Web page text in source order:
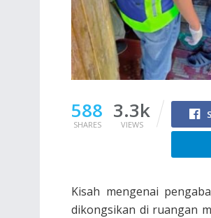
588
SHARES
3.3k
VIEWS
Kisah mengenai
dikongsikan di ruangan